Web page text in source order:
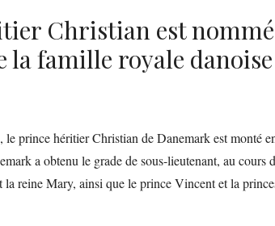
Christian est
la famille royale danoise
prince héritier Christian de Danemark est monté
a obtenu le grade de sous-lieutenant, au cours
reine Mary, ainsi que le prince Vincent et la